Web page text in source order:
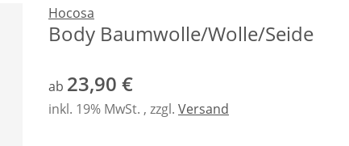
Hocosa
Body Baumwolle/Wolle/Seide
ab 23,90 €
inkl. 19% MwSt. , zzgl. Versand